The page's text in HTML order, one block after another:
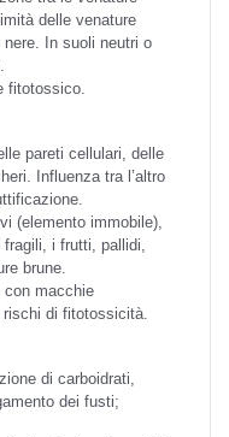
delle venature
In suoli neutri o
fitotossico.
pareti cellulari, delle
Influenza tra l’altro
(elemento immobile),
fragili, i frutti, pallidi,
brune.
con macchie
rischi di fitotossicità.
di carboidrati,
dei fusti;